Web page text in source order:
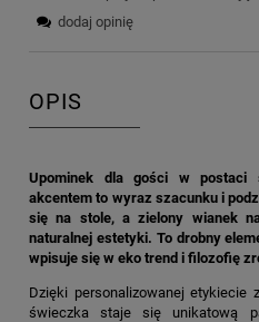
dodaj opinię
OPIS
Upominek dla gości w postaci
akcentem to wyraz szacunku i
się na stole, a zielony wianek
naturalnej estetyki. To drobny
wpisuje się w eko trend i filozofię
Dzięki personalizowanej etykiecie
świeczka staje się unikatową